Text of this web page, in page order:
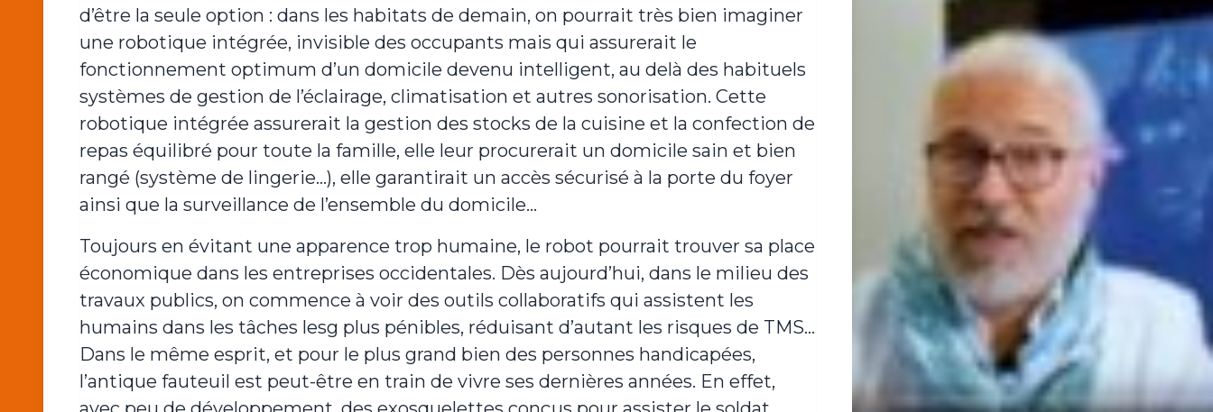
d’être la seule option : dans les habitats de demain, on pourrait très bien imaginer
une robotique intégrée, invisible des occupants mais qui assurerait le
fonctionnement optimum d’un domicile devenu intelligent, au delà des habituels
systèmes de gestion de l’éclairage, climatisation et autres sonorisation. Cette
robotique intégrée assurerait la gestion des stocks de la cuisine et la confection de
repas équilibré pour toute la famille, elle leur procurerait un domicile sain et bien
rangé (système de lingerie…), elle garantirait un accès sécurisé à la porte du foyer
ainsi que la surveillance de l’ensemble du domicile…
Toujours en évitant une apparence trop humaine, le robot pourrait trouver sa place
économique dans les entreprises occidentales. Dès aujourd’hui, dans le milieu des
travaux publics, on commence à voir des outils collaboratifs qui assistent les
humains dans les tâches lesg plus pénibles, réduisant d’autant les risques de TMS…
Dans le même esprit, et pour le plus grand bien des personnes handicapées,
l’antique fauteuil est peut-être en train de vivre ses dernières années. En effet,